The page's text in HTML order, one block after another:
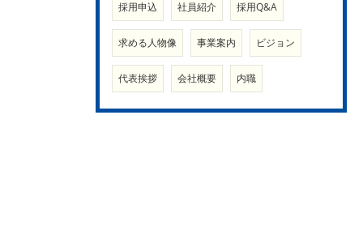
採用申込 社員紹介 採用Q&A
求める人物像 事業案内 ビジョン
代表挨拶 会社概要 内職